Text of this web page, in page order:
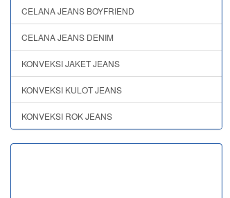
CELANA JEANS BOYFRIEND
CELANA JEANS DENIM
KONVEKSI JAKET JEANS
KONVEKSI KULOT JEANS
KONVEKSI ROK JEANS